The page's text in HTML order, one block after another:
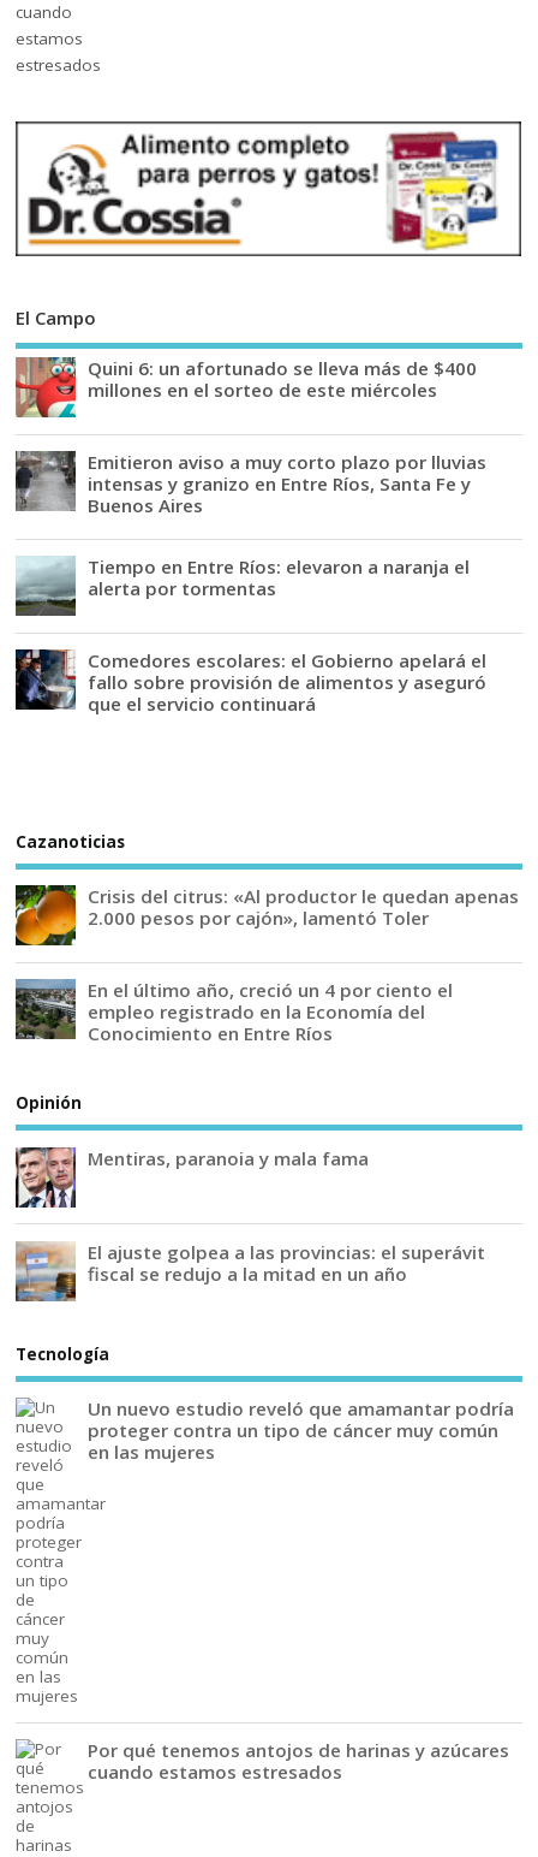
El Campo
Quini 6: un afortunado se lleva más de $400
millones en el sorteo de este miércoles
Emitieron aviso a muy corto plazo por lluvias
intensas y granizo en Entre Ríos, Santa Fe y
Buenos Aires
Tiempo en Entre Ríos: elevaron a naranja el
alerta por tormentas
Comedores escolares: el Gobierno apelará el
fallo sobre provisión de alimentos y aseguró
que el servicio continuará
Cazanoticias
Crisis del citrus: «Al productor le quedan apenas
2.000 pesos por cajón», lamentó Toler
En el último año, creció un 4 por ciento el
empleo registrado en la Economía del
Conocimiento en Entre Ríos
Opinión
Mentiras, paranoia y mala fama
El ajuste golpea a las provincias: el superávit
fiscal se redujo a la mitad en un año
Tecnología
Un nuevo estudio reveló que amamantar podría
proteger contra un tipo de cáncer muy común
en las mujeres
Por qué tenemos antojos de harinas y azúcares
cuando estamos estresados